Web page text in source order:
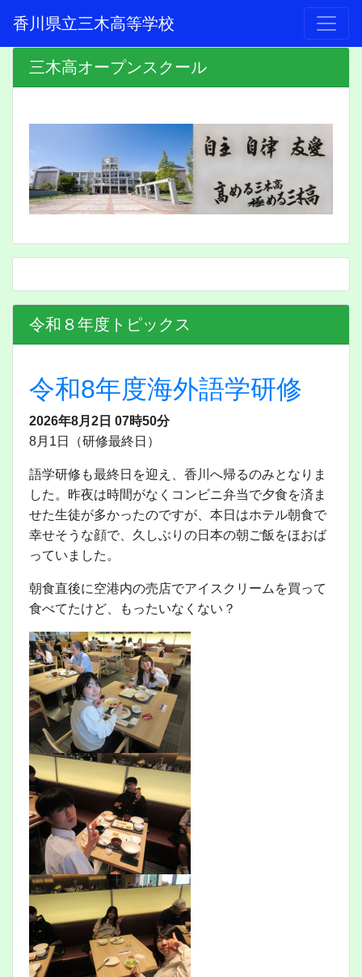
香川県立三木高等学校
三木高オープンスクール
令和８年度トピックス
令和8年度海外語学研修
2026年8月2日 07時50分
8月1日（研修最終日）
語学研修も最終日を迎え、香川へ帰るのみとなりま
した。昨夜は時間がなくコンビニ弁当で夕食を済ま
せた生徒が多かったのですが、本日はホテル朝食で
幸せそうな顔で、久しぶりの日本の朝ご飯をほおば
っていました。
朝食直後に空港内の売店でアイスクリームを買って
食べてたけど、もったいなくない？